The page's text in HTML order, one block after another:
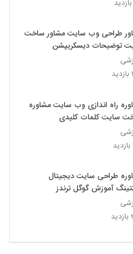
طراحی وب سایت مشاور ساخت
توضیحات دیسکریپشن
راه اندازی وب سایت مشاوره
سایت کلمات کلیدی
طراحی سایت دیجیتال
آموزش گوگل ترندز